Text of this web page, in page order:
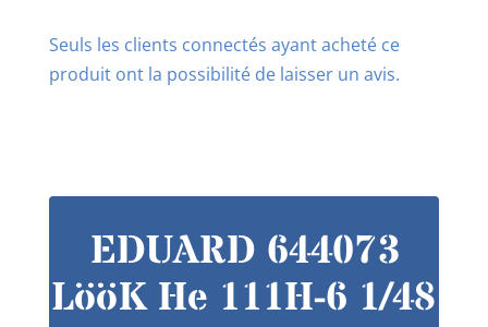
Seuls les clients connectés ayant acheté ce
produit ont la possibilité de laisser un avis.
EDUARD 644073
LööK He 111H-6 1/48